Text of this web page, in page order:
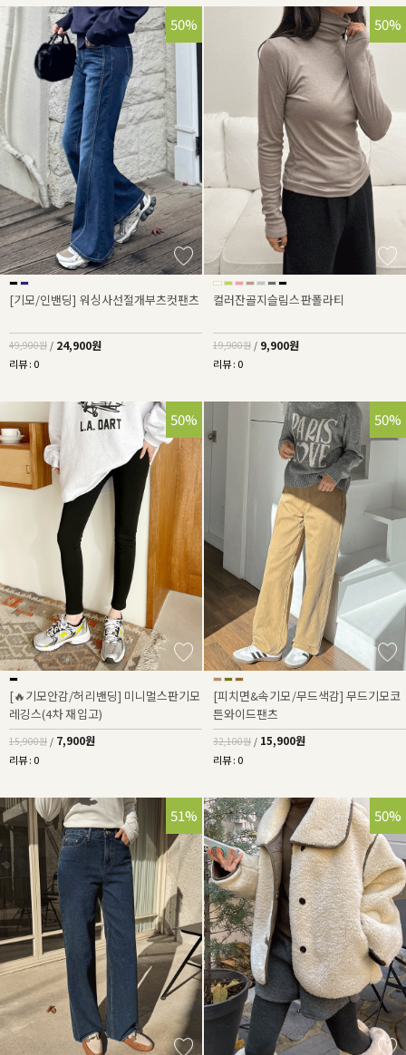
50%
[기모/인밴딩] 워싱사선절개부츠컷팬츠
49,900원 / 24,900원
리뷰 : 0
50%
컬러잔골지슬림스판폴라티
19,900원 / 9,900원
리뷰 : 0
50%
[🔥기모안감/허리밴딩] 미니멀스판기모
레깅스(4차 재입고)
15,900원 / 7,900원
리뷰 : 0
50%
[피치면&속기모/무드색감] 무드기모코
튼와이드팬츠
32,100원 / 15,900원
리뷰 : 0
51% 50%